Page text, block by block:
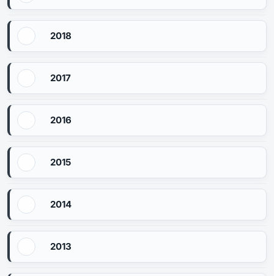
2018
2017
2016
2015
2014
2013